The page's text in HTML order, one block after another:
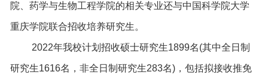
院、药学与生物工程学院的相关专业还与中国科学院大学
重庆学院联合招收培养研究生。
2022年我校计划招收硕士研究生1899名(其中全日制
研究生1616名，非全日制研究生283名)，包括拟接收推免